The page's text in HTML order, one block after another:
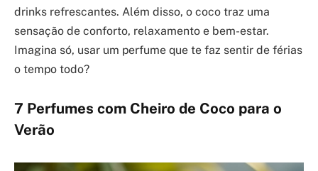
drinks refrescantes. Além disso, o coco traz uma
sensação de conforto, relaxamento e bem-estar.
Imagina só, usar um perfume que te faz sentir de férias
o tempo todo?
7 Perfumes com Cheiro de Coco para o
Verão